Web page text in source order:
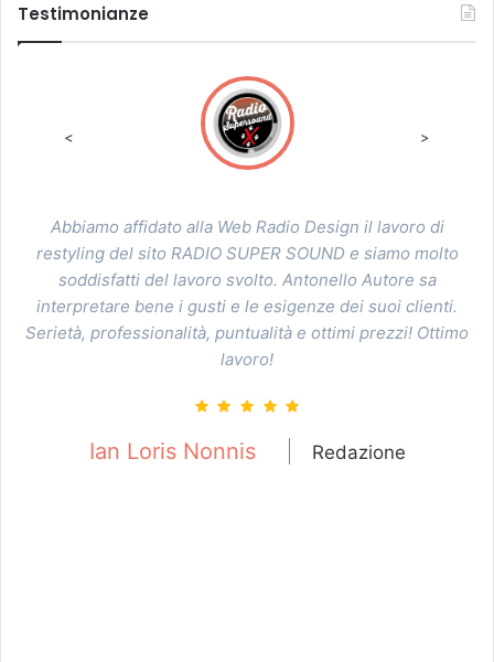
Testimonianze
Abbiamo scelto la collaborazione di Antonio Autore grazie
all'impatto avuto con i player da lui realizzati. In modo
particolare abbiamo apprezzato l'efficacia grafica ed il
design dal sapore squisitamente webradio che interpreta
pienamente lo spirito di ogni stazione il tutto unito ad una
grande accessibilità frutto di un mestiere appunto
proposto ad Antonio i nostri contenuti di alta
sperimentazione ed avanguardia che lui ha accolto ed
ascoltato con profonda attenzione ed amore per la musica
< >